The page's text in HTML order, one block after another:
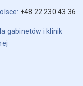
+48 22 230 43 36
gabinetów i klinik